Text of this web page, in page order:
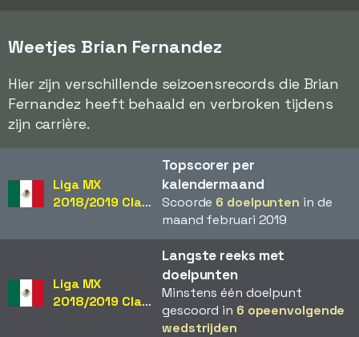
Weetjes Brian Fernandez
Hier zijn verschillende seizoensrecords die Brian
Fernandez heeft behaald en verbroken tijdens
zijn carrière.
Liga MX
2018/2019 Clausura
Topscorer per
kalendermaand
Scoorde 6 doelpunten in de
maand februari 2019
Liga MX
2018/2019 Clausura
Langste reeks met
doelpunten
Minstens één doelpunt
gescoord in 6 opeenvolgende
wedstrijden